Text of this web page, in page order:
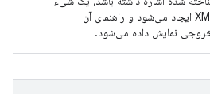
نمایش داده می‌شود.